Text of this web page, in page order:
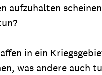
in ein
was andere auch